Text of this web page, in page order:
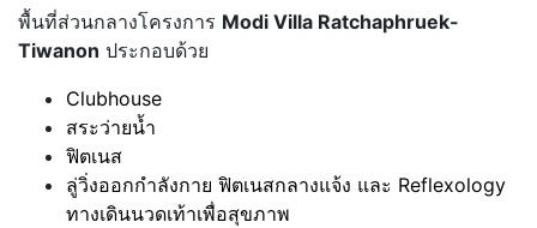
พื้นที่ส่วนกลางโครงการ Modi Villa Ratchaphruek-
Tiwanon ประกอบด้วย
Clubhouse
สระว่ายน้ำ
ฟิตเนส
ลู่วิ่งออกกำลังกาย ฟิตเนสกลางแจ้ง และ Reflexology
ทางเดินนวดเท้าเพื่อสุขภาพ